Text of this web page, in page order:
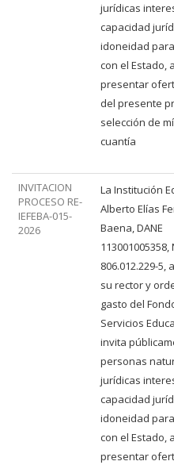
jurídicas
capacidad
idoneidad
con el Estado, a
presentar
del presente
selección de
cuantía
INVITACION
PROCESO RE-
IEFEBA-015-
2026
La Institución
Alberto Elías
Baena, DANE
113001005358,
806.012.229-5,
su rector y
gasto del
Servicios
invita
personas
jurídicas
capacidad
idoneidad
con el Estado, a
presentar